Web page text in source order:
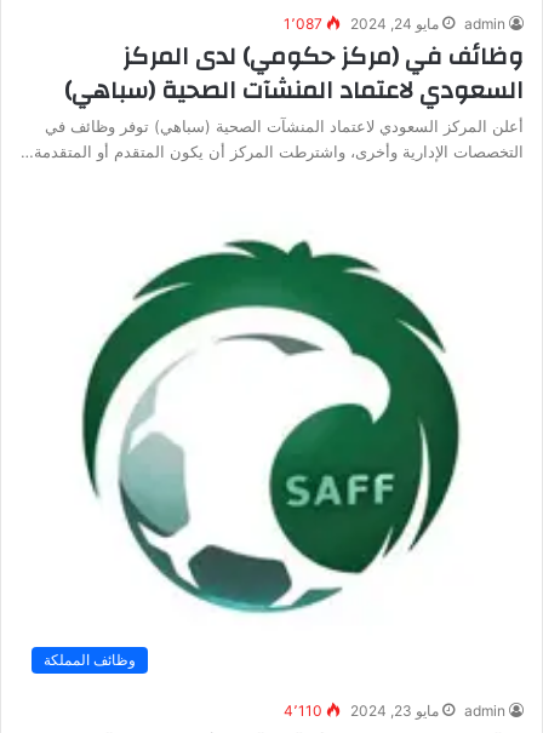
admin مايو 24, 2024 1٬087
وظائف في (مركز حكومي) لدى المركز
السعودي لاعتماد المنشآت الصحية (سباهي)
أعلن المركز السعودي لاعتماد المنشآت الصحية (سباهي) توفر وظائف في
التخصصات الإدارية وأخرى، واشترطت المركز أن يكون المتقدم أو المتقدمة…
وظائف المملكة
admin مايو 23, 2024 4٬110